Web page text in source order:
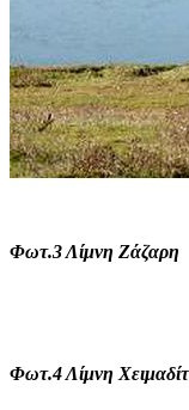
Φωτ.3 Λίμνη Ζάζαρη
Φωτ.4 Λίμνη